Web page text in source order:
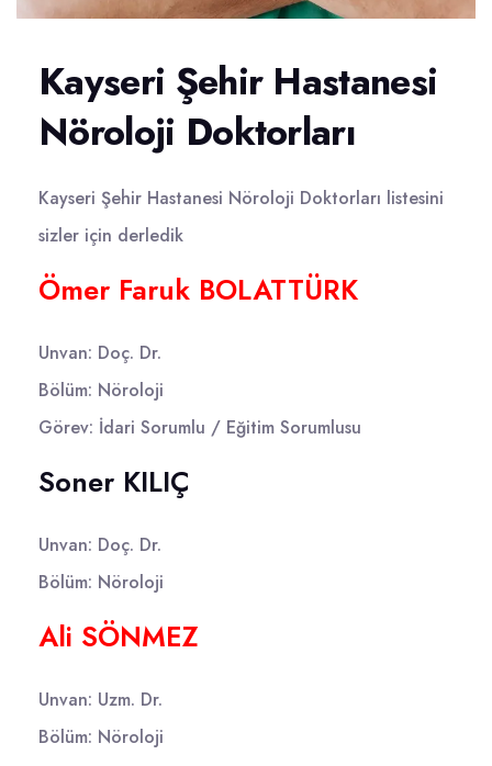
Kayseri Şehir Hastanesi
Nöroloji Doktorları
Kayseri Şehir Hastanesi Nöroloji Doktorları listesini
sizler için derledik
Ömer Faruk BOLATTÜRK
Unvan: Doç. Dr.
Bölüm: Nöroloji
Görev: İdari Sorumlu / Eğitim Sorumlusu
Soner KILIÇ
Unvan: Doç. Dr.
Bölüm: Nöroloji
Ali SÖNMEZ
Unvan: Uzm. Dr.
Bölüm: Nöroloji